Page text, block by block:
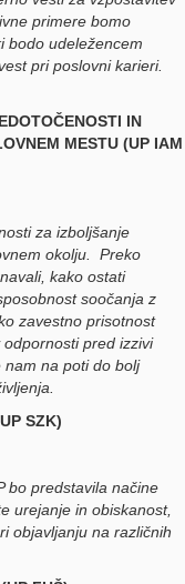
primere bomo
bodo udeležencem
pri poslovni karieri.
IN
MESTU (UP IAM
za izboljšanje
okolju. Preko
kako ostati
soočanja z
zavestno prisotnost
pred izzivi
nam na poti do bolj
SZK)
bo predstavila načine
urejanje in obiskanost,
objavljanju na različnih